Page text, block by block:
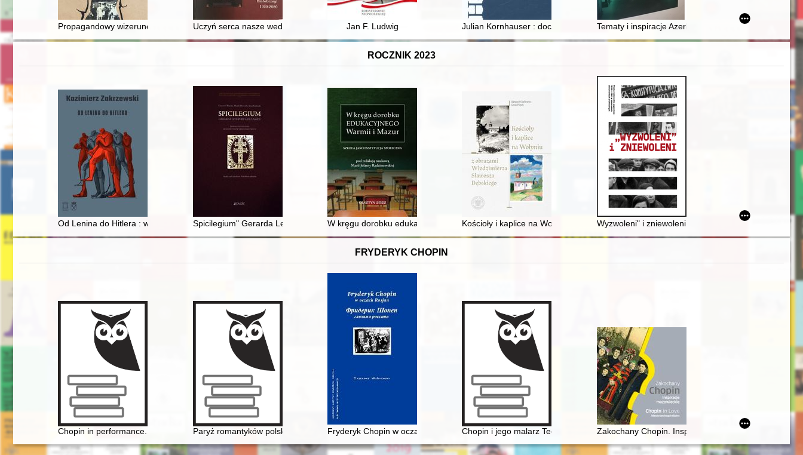
Propagandowy wizerunek młodzieży akademickiej w okresie wydarzeń marcowych w 1968 roku = Az egyetemi ifjúság ábrázolása a propagandában az 1968-as márciusi események idején
Uczyń serca nasze według Serca Twego : jubileusz 100-lecia Parafii Białobrzegi 1920-2020
Jan F. Ludwig Julian Kornhauser : doctor honoris causa Universitatis Opoliensis
Tematy i inspiracje Azerbejdżanu w polskiej literaturze
ROCZNIK 2023
Od Lenina do Hitlera : wybór pism Spicilegium" Gerarda Lefebvre'a de Lassus : źródło do historii benedyktynów świętokrzyskich : studia nad zabytkiem, podobizna rękopisu
W kręgu dorobku edukacyjnego Warmii i Mazur : szkoła jako instytucja społeczna
Kościoły i kaplice na Wołyniu z obrazami Włodzimierza Sławosza Dębskiego
Wyzwoleni" i zniewoleni : polsko-białoruskie
FRYDERYK CHOPIN
Chopin in performance. History, theory, practiceParyż romantyków polskich: Mickiewicz, Słowacki, Chopin, Krasiński, Norwid
Fryderyk Chopin w oczach Rosjan. Antologia. Friderik źopen glazami Rossiân. Antologiâ
Chopin i jego malarz Teofil Kwiatkowski (1809-1891). Malarstwo i rysunek ze zbiorów
Zakochany Chopin. Inspiracje mazowieckie. Chopin